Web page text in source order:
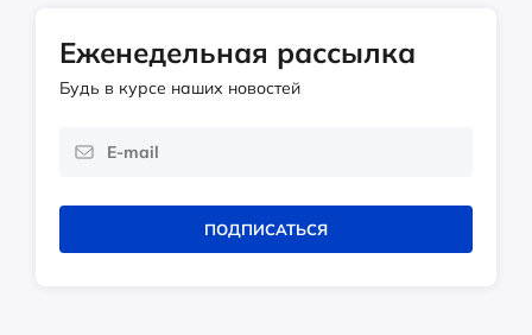
Еженедельная рассылка
Будь в курсе наших новостей
ПОДПИСАТЬСЯ